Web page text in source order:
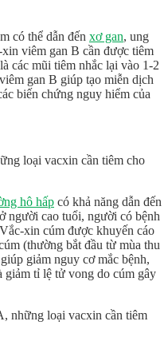
có thể dẫn đến xơ gan, ung
viêm gan B cần được tiêm
các mũi tiêm nhắc lại vào 1-2
gan B giúp tạo miễn dịch
biến chứng nguy hiểm của
loại vacxin cần tiêm cho
hô hấp có khả năng dẫn đến
người cao tuổi, người có bệnh
xin cúm được khuyến cáo
(thường bắt đầu từ mùa thu
giảm nguy cơ mắc bệnh,
giảm tỉ lệ tử vong do cúm gây
những loại vacxin cần tiêm